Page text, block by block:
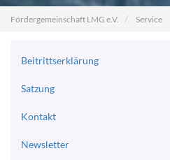
Fördergemeinschaft LMG e.V. Service
Beitrittserklärung
Satzung
Kontakt
Newsletter